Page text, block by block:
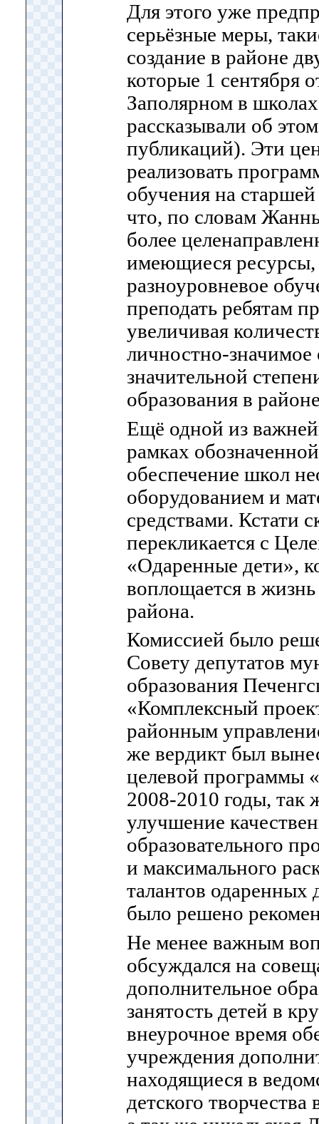
Для этого уже
серьёзные меры,
создание в районе
которые 1 сентября
Заполярном в
рассказывали об
публикаций). Эти
реализовать
обучения на
что, по словам
более
имеющиеся ресурсы,
разноуровневое
преподать ребятам
увеличивая
личностно-значимое
значительной
образования в
Ещё одной из
рамках
обеспечение школ
оборудованием и
средствами. Кстати
перекликается с
«Одаренные дети»,
воплощается в
района.
Комиссией было
Совету депутатов
образования
«Комплексный
районным
же вердикт был
целевой программы
2008-2010 годы, так
улучшение
образовательного
и максимального
талантов одаренных
было решено
Не менее важным
обсуждался на
дополнительное
занятость детей в
внеурочное время
учреждения
находящиеся в
детского